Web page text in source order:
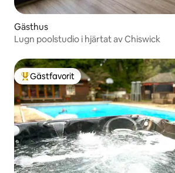
Gästhus
Lugn poolstudio i hjärtat av Chiswick
Populär gästfavorit
Gästfavorit